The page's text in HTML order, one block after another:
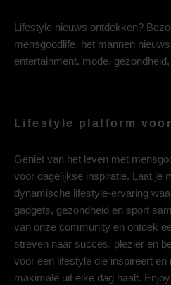
Lifestyle nieuws ontdekken?
mensgoodlife, het mannen
entertainment, mode,
Lifestyle platform
Geniet van het leven met
voor dagelijkse inspiratie. Laat je
dynamische lifestyle-ervaring
gadgets, gezondheid en sport
van onze community en ontdek
streven naar succes, plezier en
voor een lifestyle die inspireert
maximale uit elke dag haalt.